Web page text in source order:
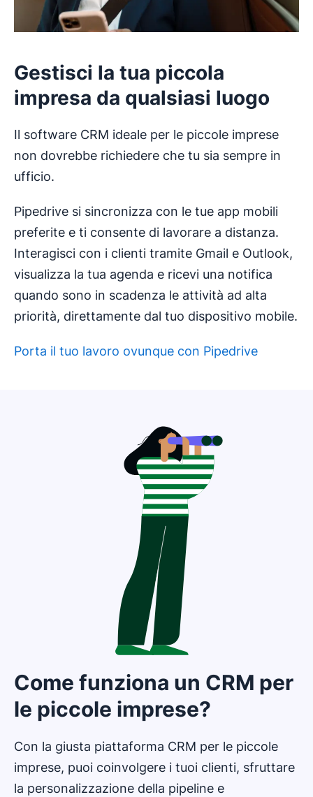
Gestisci la tua piccola
impresa da qualsiasi luogo
Il software CRM ideale per le piccole imprese
non dovrebbe richiedere che tu sia sempre in
ufficio.
Pipedrive si sincronizza con le tue app mobili
preferite e ti consente di lavorare a distanza.
Interagisci con i clienti tramite Gmail e Outlook,
visualizza la tua agenda e ricevi una notifica
quando sono in scadenza le attività ad alta
priorità, direttamente dal tuo dispositivo mobile.
Porta il tuo lavoro ovunque con Pipedrive
Come funziona un CRM per
le piccole imprese?
Con la giusta piattaforma CRM per le piccole
imprese, puoi coinvolgere i tuoi clienti, sfruttare
la personalizzazione della pipeline e